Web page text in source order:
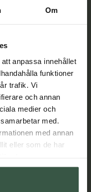
Om
anpassa innehållet
funktioner
trafik. Vi
och annan
medier och
med.
med annan
eller som de har